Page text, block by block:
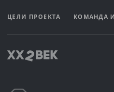
ЦЕЛИ ПРОЕКТА КОМАНДА